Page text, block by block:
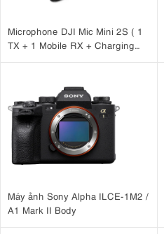
Microphone DJI Mic Mini 2S ( 1
TX + 1 Mobile RX + Charging
Máy ảnh Sony Alpha ILCE-1M2 /
A1 Mark II Body